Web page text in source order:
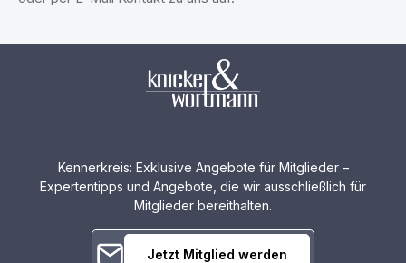
Kennerkreis: Exklusive Angebote für Mitglieder –
Expertentipps und Angebote, die wir ausschließlich für
Mitglieder bereithalten.
Jetzt Mitglied werden